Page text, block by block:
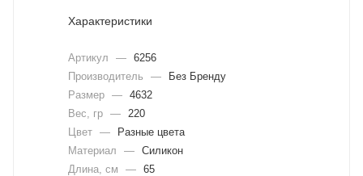
Характеристики
Артикул — 6256
Производитель
—
Без Бренду
Размер — 4632
Вес, гр —
220
Цвет —
Разные цвета
Материал
— Силикон
Длина, cм
— 65